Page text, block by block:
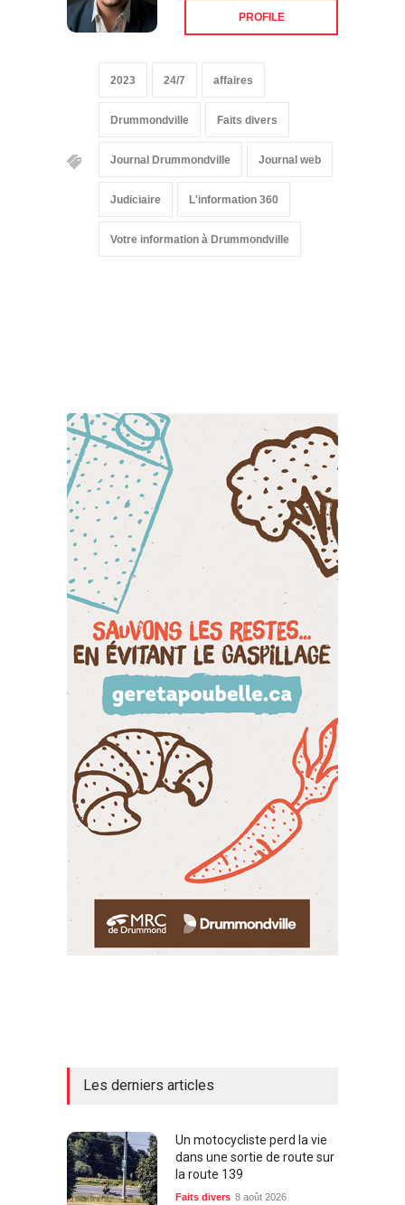
PROFILE
2023 24/7 affaires
Drummondville Faits divers
Journal Drummondville Journal web
Judiciaire L'information 360
Votre information à Drummondville
Les derniers articles
Un motocycliste perd la vie
dans une sortie de route sur
la route 139
Faits divers 8 août 2026